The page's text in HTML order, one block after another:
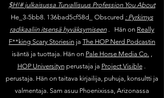
$H!# julkaisussa Turvallisuus Profession You About
He_3-5bb8. 136bad5cf58d_ Obscured : Pyrkimys
radikaaliin itsensä hyväksymiseen. Hän on Really
F**king Scary Storiesin ja The HOP Nerd Podcastin
isäntä ja tuottaja. Hän on Pale Horse Media Co.
HOP Universitynperustaja ja Project Visible.
perustaja. Hän on taitava kirjailija, puhuja, konsultti ja
valmentaja. Sam asuu Phoenixissa, Arizonassa